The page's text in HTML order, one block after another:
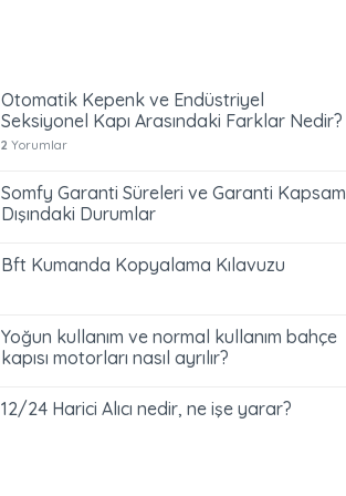
Otomatik Kepenk ve Endüstriyel
Seksiyonel Kapı Arasındaki Farklar Nedir?
2 Yorumlar
Somfy Garanti Süreleri ve Garanti
Dışındaki Durumlar
Bft Kumanda Kopyalama Kılavuzu
Yoğun kullanım ve normal kullanım bahçe
kapısı motorları nasıl ayrılır?
12/24 Harici Alıcı nedir, ne işe yarar?